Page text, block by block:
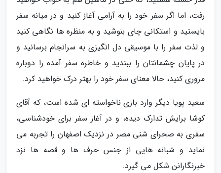
رفت، اما اگر سفر خود را به آرامی آغاز کنید و در میانه سفر
بایستید و استکانی چای بنوشید و به منظره ها نگاهی کنید
و لذت سفر را با موسیقی دل انگیزی به سرانجام برسانید و
در پایان چشمانتان را ببندید و خاطره سفر آمده را دوباره
مروری کنید، حالا معنای سفر خود را بهتر درک خواهید کرد.
سعید پویا دیگر وارد بازی ناخواسته ای شده است، که آقای
کوشا برایش تدارک دیده، و در آغاز سفر برای خودشناسی،
سفری به صحرای شنی مصر در نزدیک اصفهان را تجربه می
نماید و شبانه هایی از جنس حرف ها و قصه ها نزد
خبرنگارانن شکل می گیرد.